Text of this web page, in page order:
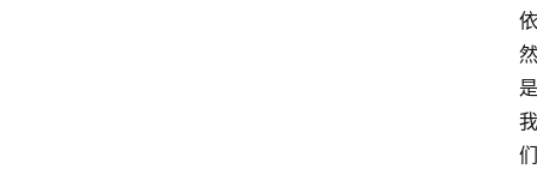
依
然
是
我
们